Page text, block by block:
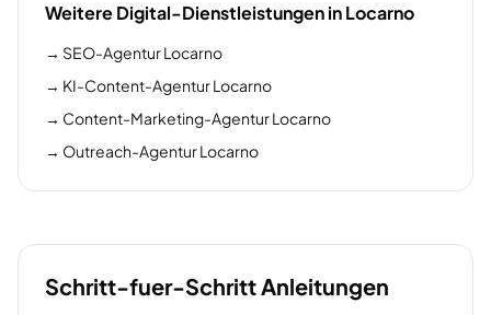
Weitere Digital-Dienstleistungen in Locarno
→ SEO-Agentur Locarno
→ KI-Content-Agentur Locarno
→ Content-Marketing-Agentur Locarno
→ Outreach-Agentur Locarno
Schritt-fuer-Schritt Anleitungen